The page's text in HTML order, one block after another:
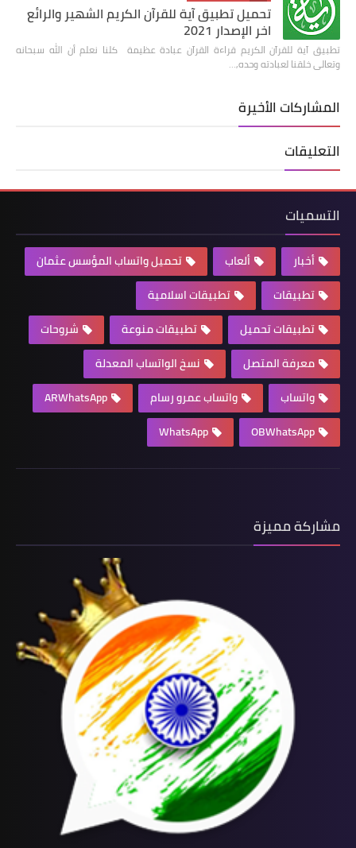
تحميل تطبيق آية للقرآن الكريم الشهير والرائع
اخر الإصدار 2021
تطبيق آية للقرآن الكريم قراءة القرآن عبادة عظيمة كلنا نعلم أن الله سبحانه
وتعالى خلقنا لعبادته وحده,…
المشاركات الأخيرة
التعليقات
التسميات
أخبار ألعاب
تحميل واتساب المؤسس عثمان
تطبيقات
تطبيقات اسلامية
تطبيقات تحميل
تطبيقات منوعة
شروحات
معرفة المتصل
نسخ الواتساب المعدلة
واتساب
واتساب عمرو رسام
ARWhatsApp
OBWhatsApp
WhatsApp
مشاركة مميزة